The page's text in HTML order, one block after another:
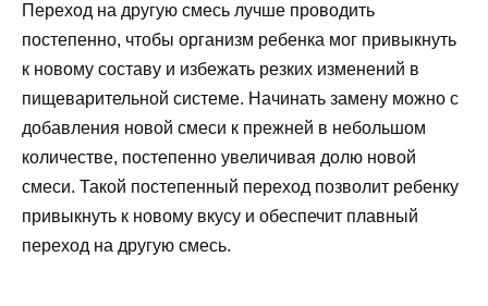
Переход на другую смесь лучше проводить
постепенно, чтобы организм ребенка мог привыкнуть
к новому составу и избежать резких изменений в
пищеварительной системе. Начинать замену можно с
добавления новой смеси к прежней в небольшом
количестве, постепенно увеличивая долю новой
смеси. Такой постепенный переход позволит ребенку
привыкнуть к новому вкусу и обеспечит плавный
переход на другую смесь.